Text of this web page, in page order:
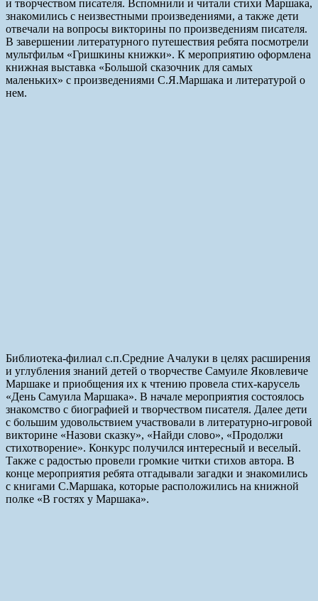
и творчеством писателя. Вспомнили и читали стихи Маршака,
знакомились с неизвестными произведениями, а также дети
отвечали на вопросы викторины по произведениям писателя.
В завершении литературного путешествия ребята посмотрели
мультфильм «Гришкины книжки». К мероприятию оформлена
книжная выставка «Большой сказочник для самых
маленьких» с произведениями С.Я.Маршака и литературой о
нем.
Библиотека-филиал с.п.Средние Ачалуки в целях расширения
и углубления знаний детей о творчестве Самуиле Яковлевиче
Маршаке и приобщения их к чтению провела стих-карусель
«День Самуила Маршака». В начале мероприятия состоялось
знакомство с биографией и творчеством писателя. Далее дети
с большим удовольствием участвовали в литературно-игровой
викторине «Назови сказку», «Найди слово», «Продолжи
стихотворение». Конкурс получился интересный и веселый.
Также с радостью провели громкие читки стихов автора. В
конце мероприятия ребята отгадывали загадки и знакомились
с книгами С.Маршака, которые расположились на книжной
полке «В гостях у Маршака».